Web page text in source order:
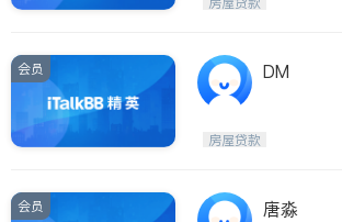
会员 DM
房屋贷款
会员 唐淼